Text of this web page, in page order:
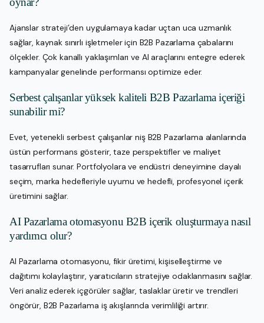
Ajanslar strateji’den uygulamaya kadar uçtan uca uzmanlık
sağlar, kaynak sınırlı işletmeler için B2B Pazarlama çabalarını
ölçekler. Çok kanallı yaklaşımları ve AI araçlarını entegre ederek
kampanyalar genelinde performansı optimize eder.
Serbest çalışanlar yüksek kaliteli B2B Pazarlama içeriği
sunabilir mi?
Evet, yetenekli serbest çalışanlar niş B2B Pazarlama alanlarında
üstün performans gösterir, taze perspektifler ve maliyet
tasarrufları sunar. Portfolyolara ve endüstri deneyimine dayalı
seçim, marka hedefleriyle uyumu ve hedefli, profesyonel içerik
üretimini sağlar.
AI Pazarlama otomasyonu B2B içerik oluşturmaya nasıl
yardımcı olur?
AI Pazarlama otomasyonu, fikir üretimi, kişiselleştirme ve
dağıtımı kolaylaştırır, yaratıcıların stratejiye odaklanmasını sağlar.
Veri analiz ederek içgörüler sağlar, taslaklar üretir ve trendleri
öngörür, B2B Pazarlama iş akışlarında verimliliği artırır.